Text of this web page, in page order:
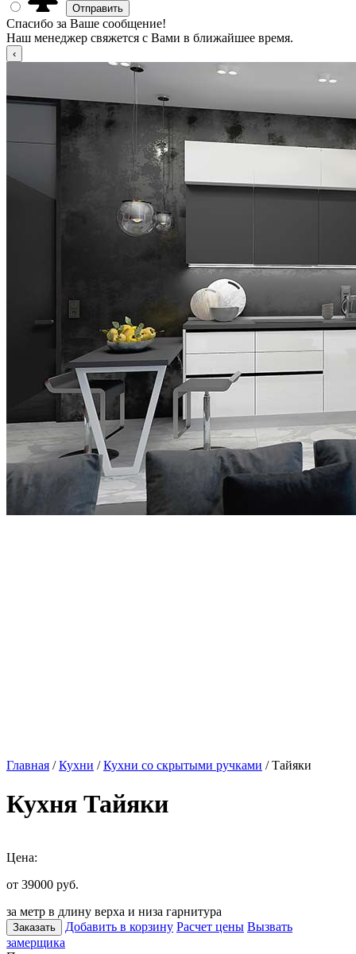
Спасибо за Ваше сообщение!
Наш менеджер свяжется с Вами в ближайшее время.
Главная /Кухни /Кухни со скрытыми ручками / Тайяки
Кухня Тайяки
Цена:
от 39000 руб.
за метр в длину верха и низа гарнитура
Заказать Добавить в корзину Расчет цены Вызвать
замерщика